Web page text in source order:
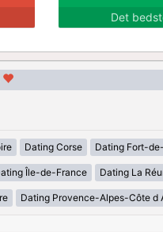
Det
Dating Corse Dating Fort-
Île-de-France Dating La
Dating Provence-Alpes-Côte d